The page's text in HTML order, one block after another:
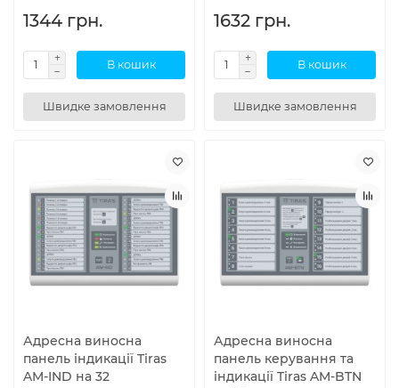
1344 грн.
В кошик
Швидке замовлення
1632 грн.
В кошик
Швидке замовлення
Адресна виносна
панель індикації Tiras
AM-IND на 32
Адресна виносна
панель керування та
індикації Tiras AM-BTN